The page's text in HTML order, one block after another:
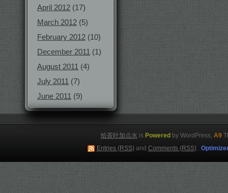
April 2012 (17)
March 2012 (5)
February 2012 (10)
December 2011 (1)
August 2011 (4)
July 2011 (7)
June 2011 (9)
给茶叶加点水 is Powered by WordPress, A9
Entries (RSS)and Comments (RSS).